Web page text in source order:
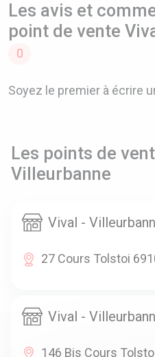
Les avis et
point de vente
0
Soyez le premier à écrire
Les points de
Villeurbanne
Vival -
27 Cours Tolstoi
Vival -
146 Bis Cours